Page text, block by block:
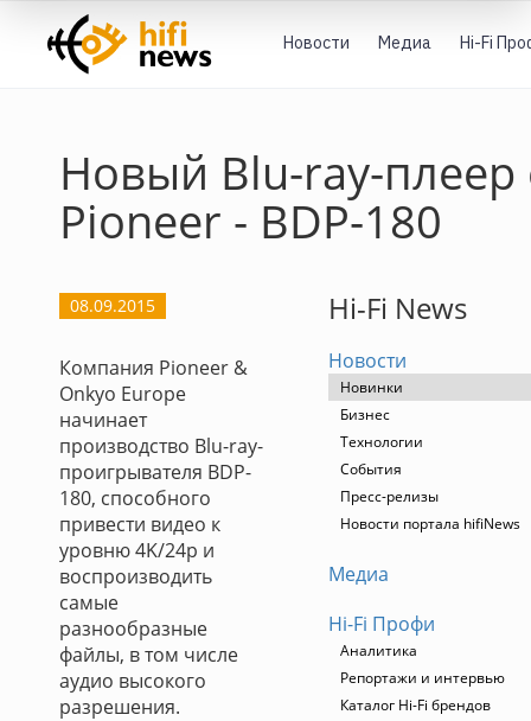
Новости Медиа Hi-Fi
Новый Blu-ray-плеер
Pioneer - BDP-180
08.09.2015
Компания Pioneer &
Onkyo Europe
начинает
производство Blu-ray-
проигрывателя BDP-
180, способного
привести видео к
уровню 4K/24p и
воспроизводить
самые
разнообразные
файлы, в том числе
аудио высокого
разрешения.
Hi-Fi News
Новости
Новинки
Бизнес
Технологии
События
Пресс-релизы
Новости портала hifiNews
Медиа
Hi-Fi Профи
Аналитика
Репортажи и интервью
Каталог Hi-Fi брендов